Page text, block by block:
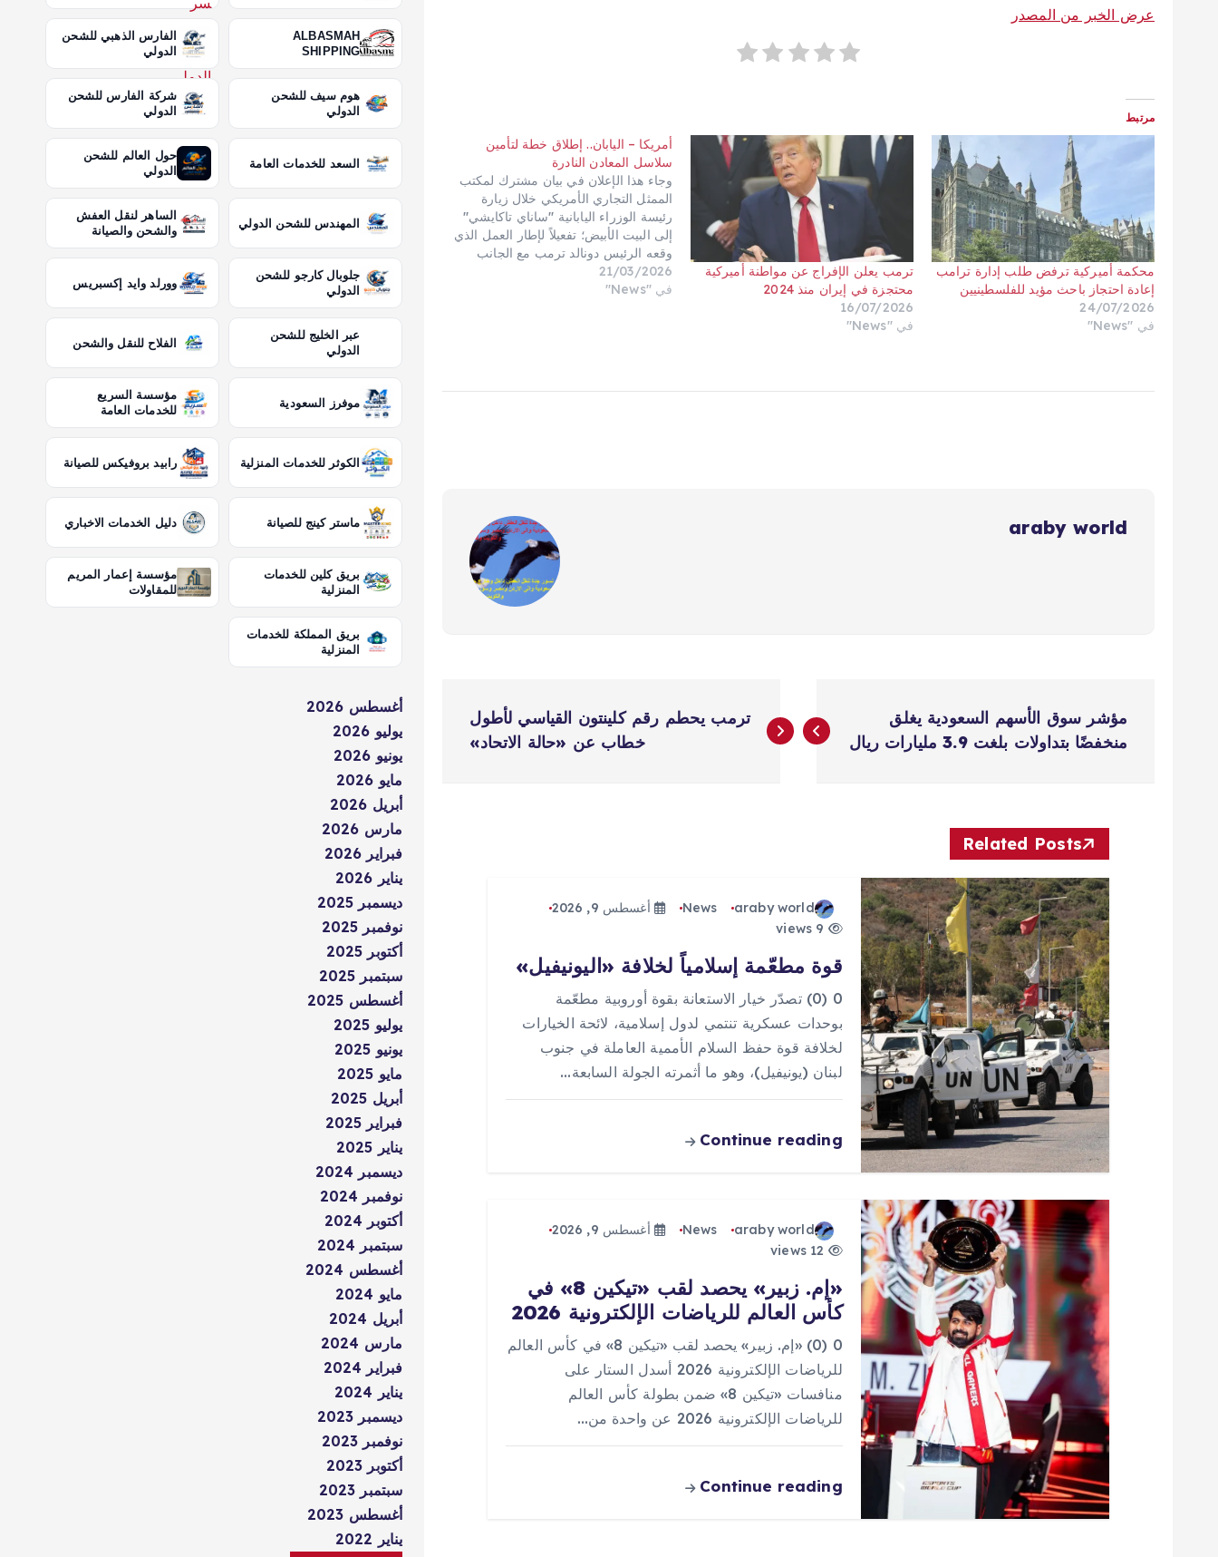
عرض الخبر من المصدر
مرتبط
محكمة أميركية ترفض طلب إدارة ترامب
إعادة احتجاز باحث مؤيد للفلسطينيين
24/07/2026
في "News"
ترمب يعلن الإفراج عن مواطنة أميركية
محتجزة في إيران منذ 2024
16/07/2026
في "News"
أمريكا – اليابان.. إطلاق خطة لتأمين
سلاسل المعادن النادرة
وجاء هذا الإعلان في بيان مشترك لمكتب
الممثل التجاري الأمريكي خلال زيارة
رئيسة الوزراء اليابانية "ساناي تاكايشي"
إلى البيت الأبيض؛ تفعيلاً لإطار العمل الذي
وقعه الرئيس دونالد ترمب مع الجانب
الياباني في طوكيو خلال شهر أكتوبر
الماضي.وكشف البيان عن توجهات
21/03/2026
في "News"
araby world
ص
مؤشر سوق الأسهم السعودية يغلق
منخفضًا بتداولات بلغت 3.9 مليارات ريال
ترمب يحطم رقم كلينتون القياسي لأطول
خطاب عن «حالة الاتحاد»
Related Posts
araby world
News
أغسطس 9, 2026
قوة مطعّمة إسلامياً لخلافة «اليونيفيل»
0 (0) تصدّر خيار الاستعانة بقوة أوروبية مطعّمة
بوحدات عسكرية تنتمي لدول إسلامية، لائحة الخيارات
لخلافة قوة حفظ السلام الأممية العاملة في جنوب
لبنان (يونيفيل)، وهو ما أثمرته الجولة السابعة…
Continue reading
araby world
News
أغسطس 9, 2026
«إم. زبير» يحصد لقب «تيكين 8» في
كأس العالم للرياضات الإلكترونية 2026
0 (0) «إم. زبير» يحصد لقب «تيكين 8» في كأس العالم
للرياضات الإلكترونية 2026 أسدل الستار على
منافسات «تيكين 8» ضمن بطولة كأس العالم
للرياضات الإلكترونية 2026 عن واحدة من…
Continue reading
ALBASMAH
SHIPPING
الفارس الذهبي للشحن
الدولي
هوم سيف للشحن
الدولي
شركة الفارس للشحن
الدولي
السعد للخدمات العامة
حول العالم للشحن
الدولي
المهندس للشحن الدولي
الساهر لنقل العفش
والشحن والصيانة
جلوبال كارجو للشحن
الدولي
وورلد وايد إكسبريس
عبر الخليج للشحن
الدولي
الفلاح للنقل والشحن
موفرز السعودية
مؤسسة السريع
للخدمات العامة
الكوثر للخدمات المنزلية رابيد بروفيكس للصيانة
ماستر كينج للصيانة دليل الخدمات الاخباري
بريق كلين للخدمات
المنزلية
مؤسسة إعمار المريم
للمقاولات
بريق المملكة للخدمات
المنزلية
أغسطس 2026
يوليو 2026
يونيو 2026
مايو 2026
أبريل 2026
مارس 2026
فبراير 2026
يناير 2026
ديسمبر 2025
نوفمبر 2025
أكتوبر 2025
سبتمبر 2025
أغسطس 2025
يوليو 2025
يونيو 2025
مايو 2025
أبريل 2025
فبراير 2025
يناير 2025
ديسمبر 2024
نوفمبر 2024
أكتوبر 2024
سبتمبر 2024
أغسطس 2024
مايو 2024
أبريل 2024
مارس 2024
فبراير 2024
يناير 2024
ديسمبر 2023
نوفمبر 2023
أكتوبر 2023
سبتمبر 2023
أغسطس 2023
يناير 2022